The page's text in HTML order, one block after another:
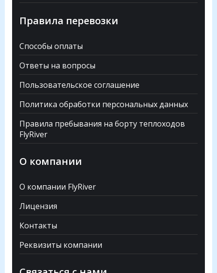
Правила перевозки
Способы оплаты
Ответы на вопросы
Пользовательское соглашение
Политика обработки персональных данных
Правила пребывания на борту теплоходов
FlyRiver
О компании
О компании FlyRiver
Лицензия
Контакты
Реквизиты компании